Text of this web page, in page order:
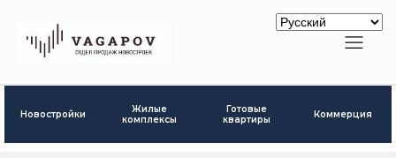
Новостройки
Жилые
комплексы
Готовые
квартиры
Коммерция